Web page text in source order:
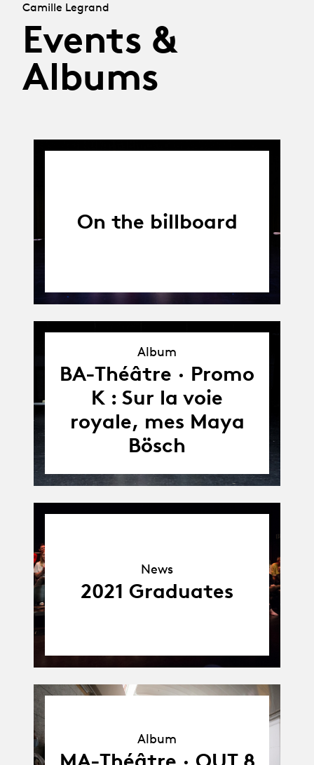
Camille Legrand
Events &
Albums
On the billboard
Album
Album
BA-Théâtre · Promo
K : Sur la voie
royale, mes Maya
Bösch
News
2021 Graduates
Album